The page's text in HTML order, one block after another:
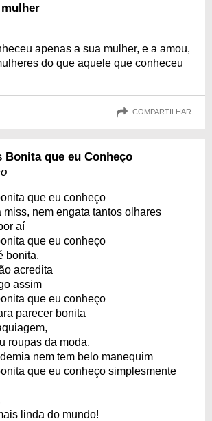
mulher
apenas a sua mulher, e a amou,
do que aquele que conheceu
COMPARTILHAR
Bonita que eu Conheço
que eu conheço
miss, nem engata tantos olhares
aí
que eu conheço
bonita.
acredita
assim
que eu conheço
parecer bonita
roupas da moda,
nem tem belo manequim
que eu conheço simplesmente
linda do mundo!